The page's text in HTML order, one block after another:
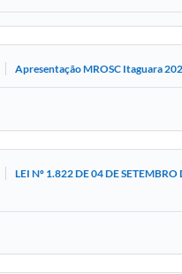
Apresentação MROSC Itaguara
LEI Nº 1.822 DE 04 DE SETEMBRO